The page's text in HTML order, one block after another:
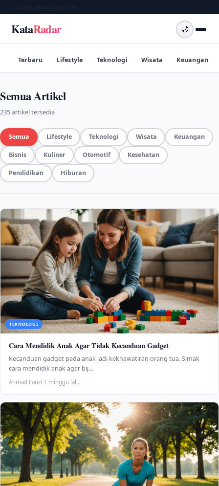
KataRadar 🌙
Terbaru Lifestyle Teknologi Wisata Keuangan
Semua Artikel
235 artikel tersedia
Semua Lifestyle Teknologi Wisata Keuangan
Bisnis Kuliner Otomotif Kesehatan
Pendidikan Hiburan
TEKNOLOGI
Cara Mendidik Anak Agar Tidak Kecanduan Gadget
Kecanduan gadget pada anak jadi kekhawatiran orang tua. Simak
cara mendidik anak agar bij…
Ahmad Fauzi·1 minggu lalu